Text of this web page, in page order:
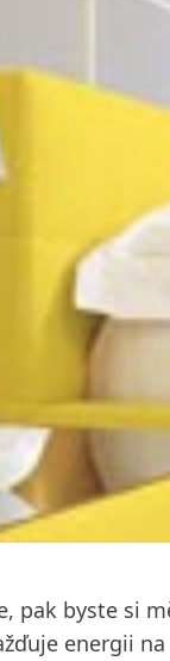
pak byste si
energii